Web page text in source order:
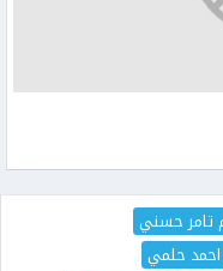
تامر حسني
احمد حلمي